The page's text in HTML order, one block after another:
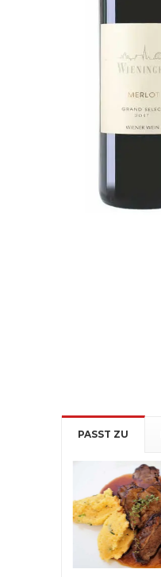
PASST ZU